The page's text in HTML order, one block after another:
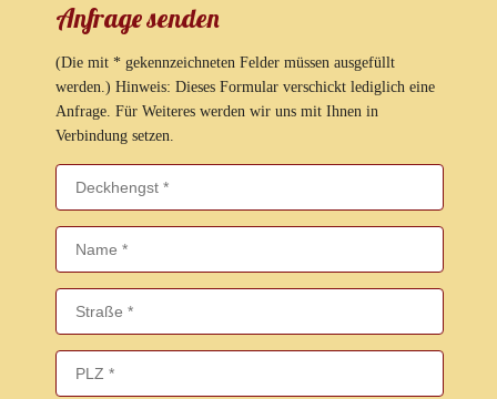
Anfrage senden
(Die mit * gekennzeichneten Felder müssen ausgefüllt
werden.) Hinweis: Dieses Formular verschickt lediglich eine
Anfrage. Für Weiteres werden wir uns mit Ihnen in
Verbindung setzen.